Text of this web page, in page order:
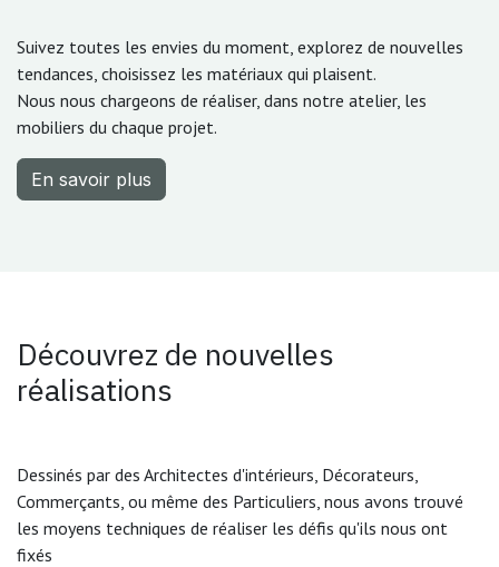
Suivez toutes les envies du moment, explorez de nouvelles
tendances, choisissez les matériaux qui plaisent.
Nous nous chargeons de réaliser, dans notre atelier, les
mobiliers du chaque projet.
En savoir plus
Découvrez de nouvelles
réalisations
Dessinés par des Architectes d'intérieurs, Décorateurs,
Commerçants, ou même des Particuliers, nous avons trouvé
les moyens techniques de réaliser les défis qu'ils nous ont
fixés